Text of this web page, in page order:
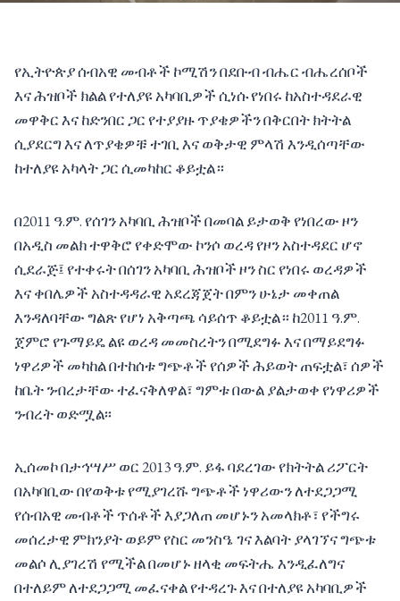
የኢትዮጵያ ሰብአዊ መብቶች ኮሚሽን በደቡብ ብሔር ብሔረሰቦች
እና ሕዝቦች ክልል የተለያዩ አካባቢዎች ሲነሱ የነበሩ ከአስተዳደራዊ
መዋቅር እና ከድንበር ጋር የተያያዙ ጥያቄዎችን በቅርበት ክትትል
ሲያደርግ እና ለጥያቄዎቹ ተገቢ እና ወቅታዊ ምላሽ እንዲሰጣቸው
ከተለያዩ አካላት ጋር ሲመካከር ቆይቷል።
በ2011 ዓ.ም. የሰገን አካባቢ ሕዝቦች በመባል ይታወቅ የነበረው ዞን
በአዲስ መልክ ተዋቅሮ የቀድሞው ኮንሶ ወረዳ የዞን አስተዳደር ሆኖ
ሲደራጅ፤ የተቀሩት በሰገን አካባቢ ሕዝቦች ዞን ስር የነበሩ ወረዳዎች
እና ቀበሌዎች አስተዳዳራዊ አደረጃጀት በምን ሁኔታ መቀጠል
እንዳለባቸው ግልጽ የሆነ አቅጣጫ ሳይሰጥ ቆይቷል። ከ2011 ዓ.ም.
ጀምሮ የጉማይዴ ልዩ ወረዳ መመስረትን በሚደግፉ እና በማይደግፉ
ነዋሪዎች መካከል በተከሰቱ ግጭቶች የሰዎች ሕይወት ጠፍቷል፣ ሰዎች
ከቤት ንብረታቸው ተፈናቅለዋል፣ ግምቱ በውል ያልታወቀ የነዋሪዎች
ንብረት ወድሟል፡፡
ኢሰመኮ በታኅሣሥ ወር 2013 ዓ.ም. ይፋ ባደረገው የክትትል ሪፖርት
በአካባቢው በየወቅቱ የሚያገረሹ ግጭቶች ነዋሪውን ለተደጋጋሚ
የሰብአዊ መብቶች ጥሰቶች እያጋለጠ መሆኑን አመላክቶ፣ የችግሩ
መሰረታዊ ምክንያት ወይም የስር መንስዔ ገና እልባት ያላገኘና ግጭቱ
መልሶ ሊያገረሽ የሚችል በመሆኑ ዘላቂ መፍትሔ እንዲፈለግና
በተለይም ለተደጋጋሚ መፈናቀል የተዳረጉ እና በተለያዩ አካባቢዎች